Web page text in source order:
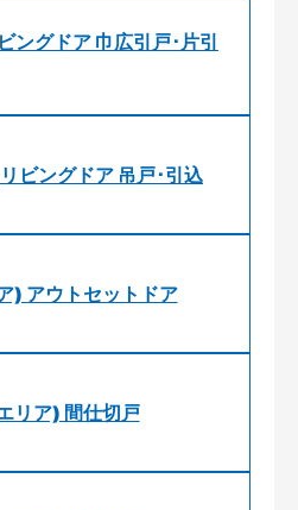
ングドア 巾広引戸･片引
ビングドア 吊戸･引込
) アウトセットドア
リア) 間仕切戸